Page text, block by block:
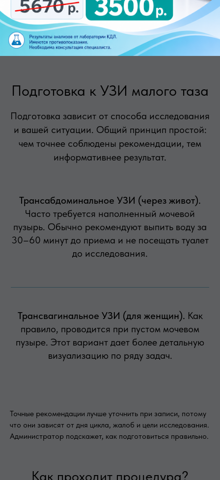
пенсионерам, инвалидам и многодетным
семьям. 7% работникам КАМАЗ, ТЭМПО,
Сатурн, Риат. 10% медицинским работникам.
Подготовка к УЗИ малого таза
Подготовка зависит от способа исследования
и вашей ситуации. Общий принцип простой:
чем точнее соблюдены рекомендации, тем
информативнее результат.
Трансабдоминальное УЗИ (через живот).
Часто требуется наполненный мочевой
пузырь. Обычно рекомендуют выпить воду за
30–60 минут до приема и не посещать туалет
до исследования.
Трансвагинальное УЗИ (для женщин). Как
правило, проводится при пустом мочевом
пузыре. Этот вариант дает более детальную
визуализацию по ряду задач.
Точные рекомендации лучше уточнить при записи, потому
что они зависят от дня цикла, жалоб и цели исследования.
Администратор подскажет, как подготовиться правильно.
Как проходит процедура?